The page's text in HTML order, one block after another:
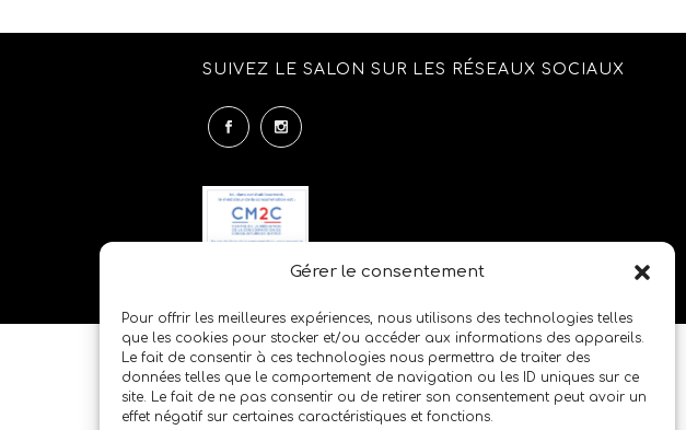
Gérer le consentement
Pour offrir les meilleures expériences, nous utilisons des technologies telles
que les cookies pour stocker et/ou accéder aux informations des appareils.
Le fait de consentir à ces technologies nous permettra de traiter des
données telles que le comportement de navigation ou les ID uniques sur ce
site. Le fait de ne pas consentir ou de retirer son consentement peut avoir un
effet négatif sur certaines caractéristiques et fonctions.
SUIVEZ LE SALON SUR LES RÉSEAUX SOCIAUX